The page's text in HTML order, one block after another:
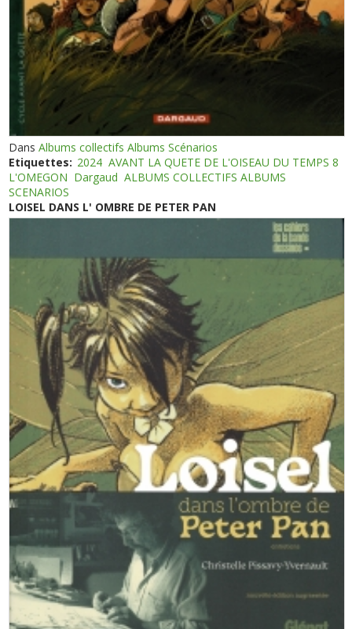
DansAlbums collectifs Albums Scénarios
Etiquettes: 2024 AVANT LA QUETE DE L'OISEAU DU TEMPS 8
L'OMEGON Dargaud ALBUMS COLLECTIFS ALBUMS
SCENARIOS
LOISEL DANS L' OMBRE DE PETER PAN